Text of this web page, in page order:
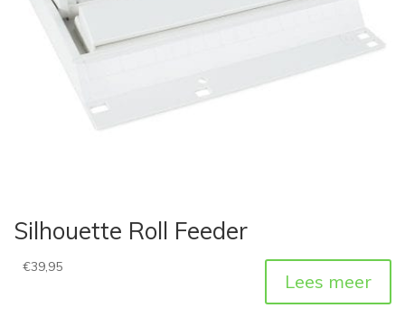
Silhouette Roll Feeder
€39,95
Lees meer